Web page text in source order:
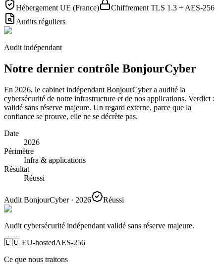
Hébergement UE (France)
Chiffrement TLS 1.3 + AES-256
Audits réguliers
Audit indépendant
Notre dernier contrôle BonjourCyber
En 2026, le cabinet indépendant BonjourCyber a audité la
cybersécurité de notre infrastructure et de nos applications. Verdict :
validé sans réserve majeure. Un regard externe, parce que la
confiance se prouve, elle ne se décrète pas.
Date
2026
Périmètre
Infra & applications
Résultat
Réussi
Audit BonjourCyber · 2026 Réussi
Audit cybersécurité indépendant validé sans réserve majeure.
🇪🇺 EU-hostedAES-256
Ce que nous traitons